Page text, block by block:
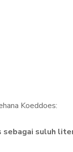
Koeddoes:
sebagai suluh